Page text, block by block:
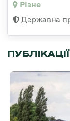
Рівне
Державна
ПУБЛІКАЦІЇ